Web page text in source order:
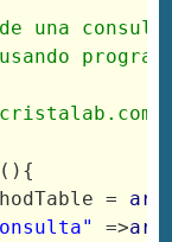
una
=
=>